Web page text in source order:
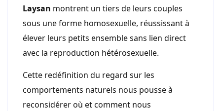
Laysan montrent un tiers de leurs couples
sous une forme homosexuelle, réussissant à
élever leurs petits ensemble sans lien direct
avec la reproduction hétérosexuelle.
Cette redéfinition du regard sur les
comportements naturels nous pousse à
reconsidérer où et comment nous